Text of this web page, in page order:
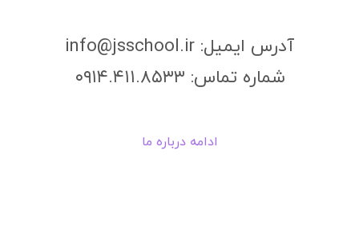
آدرس ایمیل: info@jsschool.ir
شماره تماس: ۰۹۱۴.۴۱۱.۸۵۳۳
ادامه درباره ما